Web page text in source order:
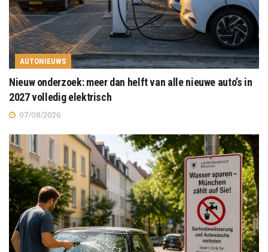
AUTONIEUWS
Nieuw onderzoek: meer dan helft van alle nieuwe auto’s in
2027 volledig elektrisch
07/08/2026